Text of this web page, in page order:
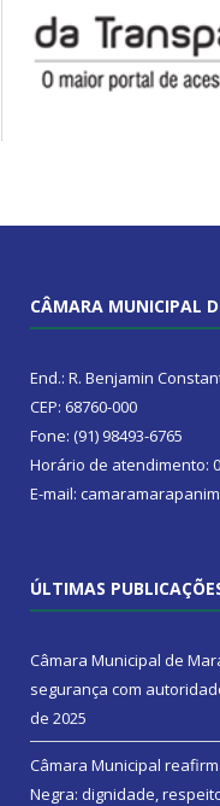
CÂMARA MUNICIPAL
End.: R. Benjamin
CEP: 68760-000
Fone: (91) 98493-6765
Horário de atendimento:
E-mail:
ÚLTIMAS
Câmara Municipal de
segurança com
de 2025
Câmara Municipal
Negra: dignidade,